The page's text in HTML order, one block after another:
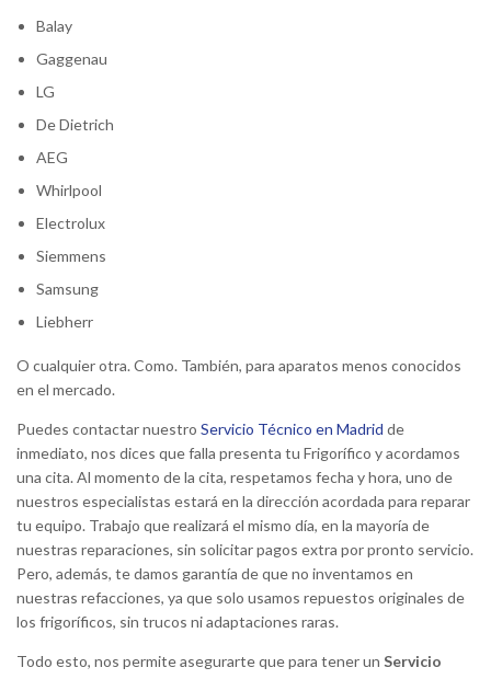
Balay
Gaggenau
LG
De Dietrich
AEG
Whirlpool
Electrolux
Siemmens
Samsung
Liebherr
O cualquier otra. Como. También, para aparatos menos conocidos
en el mercado.
Puedes contactar nuestro Servicio Técnico en Madrid de
inmediato, nos dices que falla presenta tu Frigorífico y acordamos
una cita. Al momento de la cita, respetamos fecha y hora, uno de
nuestros especialistas estará en la dirección acordada para reparar
tu equipo. Trabajo que realizará el mismo día, en la mayoría de
nuestras reparaciones, sin solicitar pagos extra por pronto servicio.
Pero, además, te damos garantía de que no inventamos en
nuestras refacciones, ya que solo usamos repuestos originales de
los frigoríficos, sin trucos ni adaptaciones raras.
Todo esto, nos permite asegurarte que para tener un Servicio